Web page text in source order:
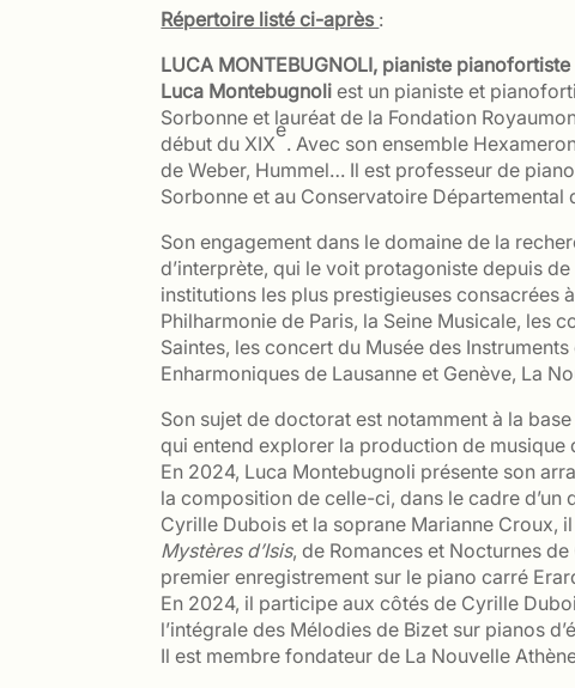
Répertoire listé ci-après :
LUCA MONTEBUGNOLI, pianiste pianofortiste
Luca Montebugnoliest un pianiste et
Sorbonne et lauréat de la Fondation
début du XIX
e
. Avec son ensemble
de Weber, Hummel… Il est professeur de
Sorbonne et au Conservatoire Départemental
Son engagement dans le domaine de la
d’interprète, qui le voit protagoniste depuis
institutions les plus prestigieuses consacrées
Philharmonie de Paris, la Seine Musicale, les
Saintes, les concert du Musée des
Enharmoniques de Lausanne et Genève, La
Son sujet de doctorat est notamment à la
qui entend explorer la production de musique
En 2024, Luca Montebugnoli présente son
la composition de celle-ci, dans le cadre d’un
Cyrille Dubois et la soprane Marianne Croux,
Mystères d’Isis, de Romances et Nocturnes
premier enregistrement sur le piano carré
En 2024, il participe aux côtés de Cyrille
l’intégrale des Mélodies de Bizet sur pianos
Il est membre fondateur de La Nouvelle